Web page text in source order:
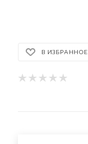
В ИЗБРАННОЕ